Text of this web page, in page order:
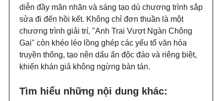
diễn đầy mãn nhãn và sáng tạo dù chương trình sắp
sửa đi đến hồi kết. Không chỉ đơn thuần là một
chương trình giải trí, "Anh Trai Vượt Ngàn Chông
Gai" còn khéo léo lồng ghép các yếu tố văn hóa
truyền thống, tạo nên dấu ấn độc đáo và riêng biệt,
khiến khán giả không ngừng bàn tán.
Tìm hiểu những nội dung khác: